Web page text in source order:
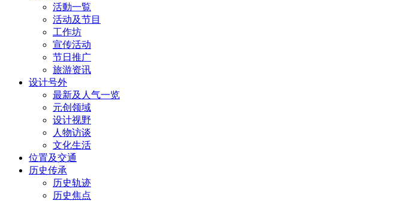
活動一覧
活动及节目
工作坊
宣传活动
节日推广
旅游资讯
设计号外
最新及人气一览
元创领域
设计视野
人物访谈
文化生活
位置及交通
历史传承
历史轨迹
历史焦点